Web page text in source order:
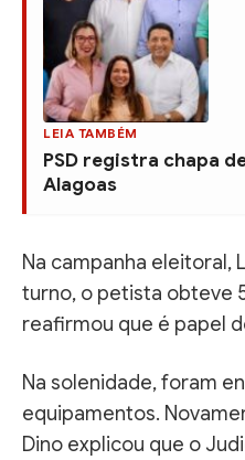
LEIA TAMBÉM
PSD registra chapa
Alagoas
Na campanha eleitoral,
turno, o petista obteve
reafirmou que é papel
Na solenidade, foram
equipamentos.
Dino explicou que o